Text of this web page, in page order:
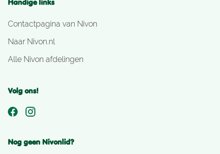
Handige links
Contactpagina van Nivon
Naar Nivon.nl
Alle Nivon afdelingen
Volg ons!
Nog geen Nivonlid?